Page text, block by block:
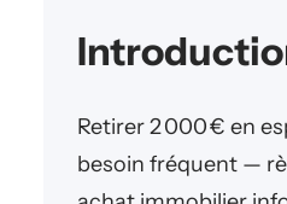
Retirer 2 000 € en
besoin fréquent —